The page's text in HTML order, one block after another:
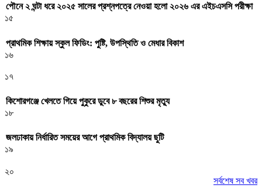
পৌনে ২ ঘন্টা ধরে ২০২৫ সালের প্রশ্নপত্রে নেওয়া হলো ২০২৬ এর এইচএসসি পরীক্ষা
১৫
প্রাথমিক শিক্ষায় স্কুল ফিডিং: পুষ্টি, উপস্থিতি ও মেধার বিকাশ
১৬
১৭
কিশোরগঞ্জে খেলতে গিয়ে পুকুরে ডুবে ৮ বছরের শিশুর মৃত্যু
১৮
জলঢাকায় নির্ধারিত সময়ের আগে প্রাথমিক বিদ্যালয় ছুটি
১৯
২০
সর্বশেষ সব খবর